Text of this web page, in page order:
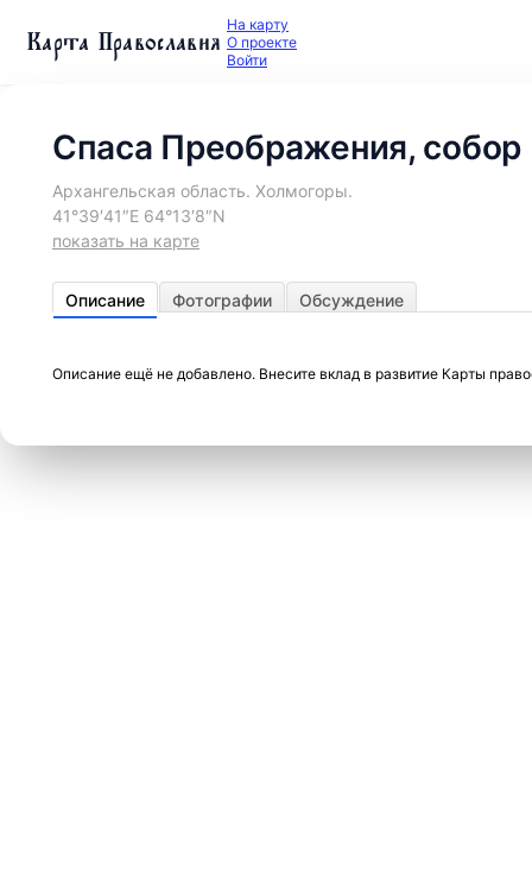
Карта Православия На карту
О проекте
Войти
Спаса Преображения, собор
Архангельская область. Холмогоры.
41°39′41″E 64°13′8″N
показать на карте
Описание Фотографии Обсуждение
Описание ещё не добавлено. Внесите вклад в развитие Карты